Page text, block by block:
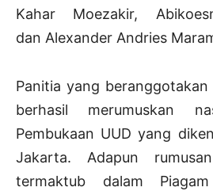
Kahar Moezakir,
dan Alexander Andries
Panitia yang
berhasil merumuskan
Pembukaan UUD yang
Jakarta. Adapun
termaktub dalam